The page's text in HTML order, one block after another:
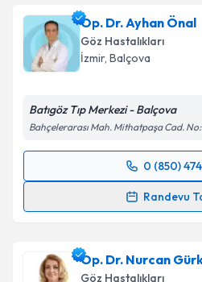
Op. Dr. Ayhan Önal
Göz Hastalıkları
İzmir, Balçova
Batıgöz Tıp Merkezi - Balçova
Bahçelerarası Mah. Mithatpaşa Cad.
0 (850)
Randevu
Randevu Takvimi Talebi
takvim hazırlandığında e-
Op. Dr. Nurcan
Göz Hastalıkları